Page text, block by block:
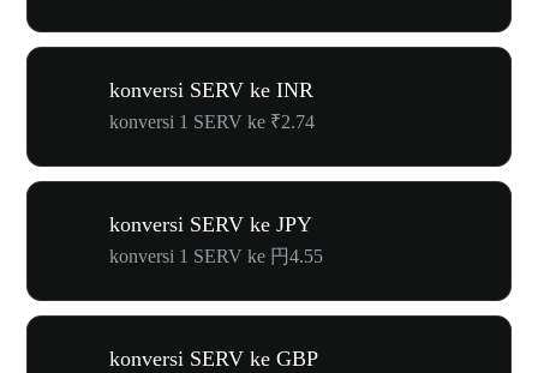
konversi SERV ke INR
konversi 1 SERV ke ₹2.74
konversi SERV ke JPY
konversi 1 SERV ke 円4.55
konversi SERV ke GBP